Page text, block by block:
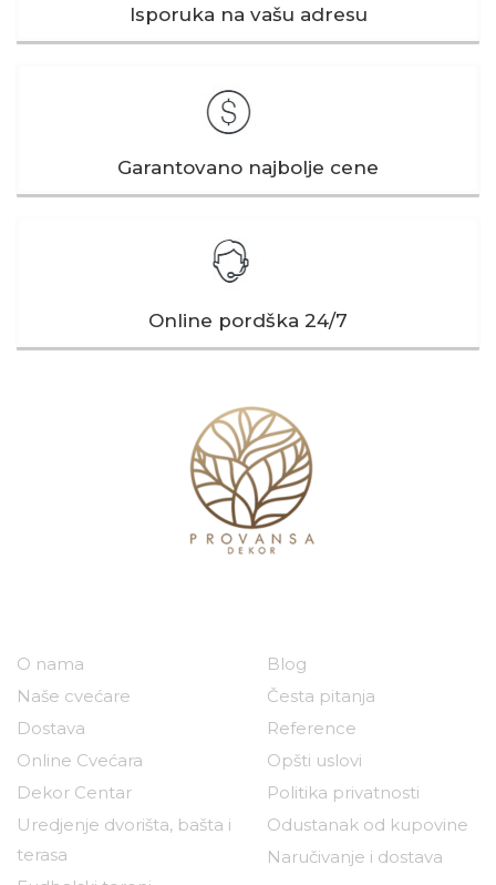
Isporuka na vašu adresu
Garantovano najbolje cene
Online pordška 24/7
O nama
Naše cvećare
Dostava
Online Cvećara
Dekor Centar
Uredjenje dvorišta, bašta i
terasa
Blog
Česta pitanja
Reference
Opšti uslovi
Politika privatnosti
Odustanak od kupovine
Naručivanje i dostava